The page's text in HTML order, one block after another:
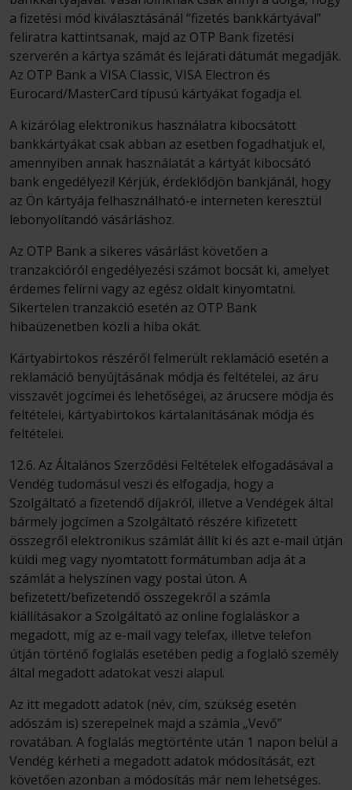
a fizetési mód kiválasztásánál “fizetés bankkártyával”
feliratra kattintsanak, majd az OTP Bank fizetési
szerverén a kártya számát és lejárati dátumát megadják.
Az OTP Bank a VISA Classic, VISA Electron és
Eurocard/MasterCard típusú kártyákat fogadja el.
A kizárólag elektronikus használatra kibocsátott
bankkártyákat csak abban az esetben fogadhatjuk el,
amennyiben annak használatát a kártyát kibocsátó
bank engedélyezi! Kérjük, érdeklődjön bankjánál, hogy
az Ön kártyája felhasználható-e interneten keresztül
lebonyolítandó vásárláshoz.
Az OTP Bank a sikeres vásárlást követően a
tranzakcióról engedélyezési számot bocsát ki, amelyet
érdemes felírni vagy az egész oldalt kinyomtatni.
Sikertelen tranzakció esetén az OTP Bank
hibaüzenetben közli a hiba okát.
Kártyabirtokos részéről felmerült reklamáció esetén a
reklamáció benyújtásának módja és feltételei, az áru
visszavét jogcímei és lehetőségei, az árucsere módja és
feltételei, kártyabirtokos kártalanításának módja és
feltételei.
12.6. Az Általános Szerződési Feltételek elfogadásával a
Vendég tudomásul veszi és elfogadja, hogy a
Szolgáltató a fizetendő díjakról, illetve a Vendégek által
bármely jogcímen a Szolgáltató részére kifizetett
összegről elektronikus számlát állít ki és azt e-mail útján
küldi meg vagy nyomtatott formátumban adja át a
számlát a helyszínen vagy postai úton. A
befizetett/befizetendő összegekről a számla
kiállításakor a Szolgáltató az online foglaláskor a
megadott, míg az e-mail vagy telefax, illetve telefon
útján történő foglalás esetében pedig a foglaló személy
által megadott adatokat veszi alapul.
Az itt megadott adatok (név, cím, szükség esetén
adószám is) szerepelnek majd a számla „Vevő”
rovatában. A foglalás megtörténte után 1 napon belül a
Vendég kérheti a megadott adatok módosítását, ezt
követően azonban a módosítás már nem lehetséges.